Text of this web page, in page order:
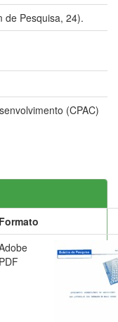
de Pesquisa, 24).
(CPAC)
Formato
PDF